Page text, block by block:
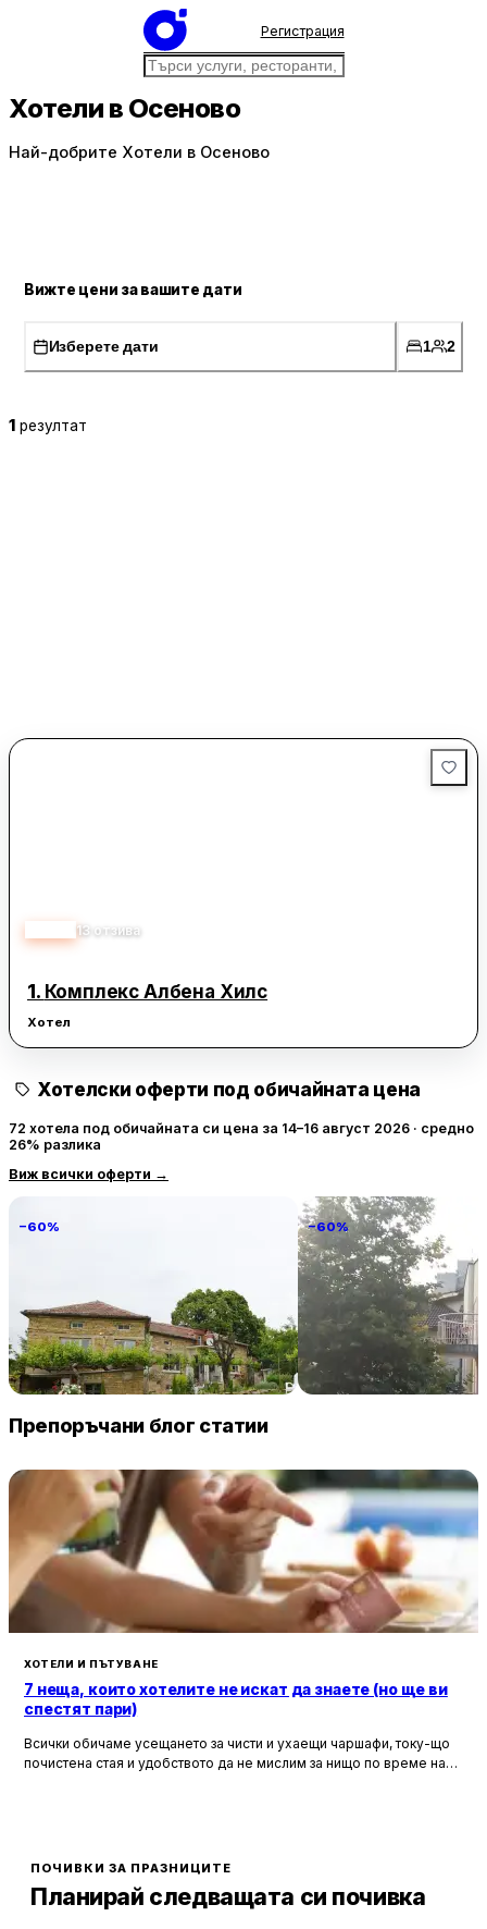
Регистрация
Хотели в Осеново
Най-добрите Хотели в Осеново
Вижте цени за вашите дати
Изберете дати 1 2
1 резултат
13 отзива
1. Комплекс Албена Хилс
Хотел
Хотелски оферти под обичайната цена
72 хотела под обичайната си цена за 14–16 август 2026 · средно
26% разлика
Виж всички оферти →
−60%
Villa Vin Santo
Винарово 89 € / нощувка
−60%
Familia Fantastiko
Китен 60
Препоръчани блог статии
ХОТЕЛИ И ПЪТУВАНЕ
7 неща, които хотелите не искат да знаете (но ще ви
спестят пари)
Всички обичаме усещането за чисти и ухаещи чаршафи, току-що
почистена стая и удобството да не мислим за нищо по време на
ПОЧИВКИ ЗА ПРАЗНИЦИТЕ
Планирай следващата си почивка